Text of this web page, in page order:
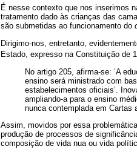
É nesse contexto que nos inserimos
tratamento dado às crianças das
são submetidas ao funcionamento do
Dirigimo-nos, entretanto,
Estado, expresso na Constituição de
No artigo 205, afirma-se: ‘A
ensino será ministrado com
estabelecimentos oficiais’.
ampliando-a para o ensino
nunca contemplada em Cartas
Assim, movidos por essa
produção de processos de
composição de vida nua ou vida